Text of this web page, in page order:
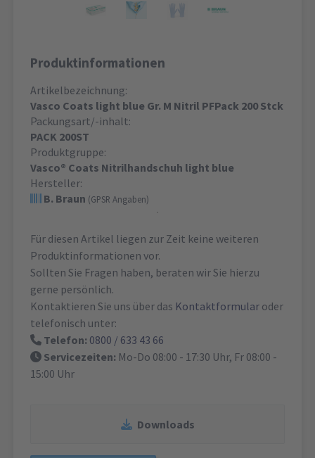
Produktinformationen
Artikelbezeichnung:
Vasco Coats light blue Gr. M Nitril PFPack 200 Stck
Packungsart/-inhalt:
PACK 200ST
Produktgruppe:
Vasco® Coats Nitrilhandschuh light blue
Hersteller:
B. Braun (GPSR Angaben)
Für diesen Artikel liegen zur Zeit keine weiteren
Produktinformationen vor.
Sollten Sie Fragen haben, beraten wir Sie hierzu
gerne persönlich.
Kontaktieren Sie uns über das Kontaktformular oder
telefonisch unter:
Telefon: 0800 / 633 43 66
Servicezeiten: Mo-Do 08:00 - 17:30 Uhr, Fr 08:00 -
15:00 Uhr
Downloads